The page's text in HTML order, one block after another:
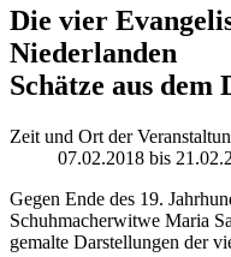
Die vier
Niederlanden
Schätze aus dem
Zeit und Ort der
07.02.2018 bis
Gegen Ende des 19.
Schuhmacherwitwe Maria
gemalte Darstellungen der